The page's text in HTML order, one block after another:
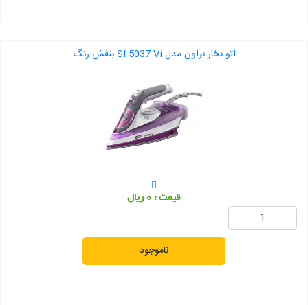
اتو بخار براون مدل SI 5037 Vi بنفش رنگ
قیمت : 0 ریال
ناموجود